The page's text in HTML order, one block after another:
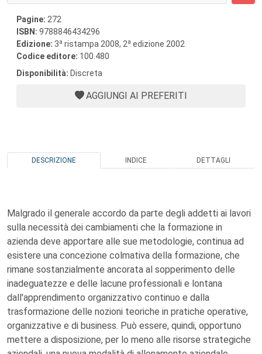
Pagine: 272
ISBN: 9788846434296
Edizione: 3a ristampa 2008, 2a edizione 2002
Codice editore: 100.480
Disponibilità: Discreta
AGGIUNGI AI PREFERITI
DESCRIZIONE INDICE DETTAGLI
Malgrado il generale accordo da parte degli addetti ai lavori
sulla necessità dei cambiamenti che la formazione in
azienda deve apportare alle sue metodologie, continua ad
esistere una concezione colmativa della formazione, che
rimane sostanzialmente ancorata al sopperimento delle
inadeguatezze e delle lacune professionali e lontana
dall'apprendimento organizzativo continuo e dalla
trasformazione delle nozioni teoriche in pratiche operative,
organizzative e di business. Può essere, quindi, opportuno
mettere a disposizione, per lo meno alle risorse strategiche